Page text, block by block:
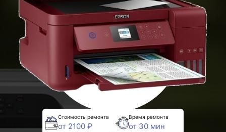
Стоимость ремонта
от 2100 ₽
Время ремонта
от 30 мин